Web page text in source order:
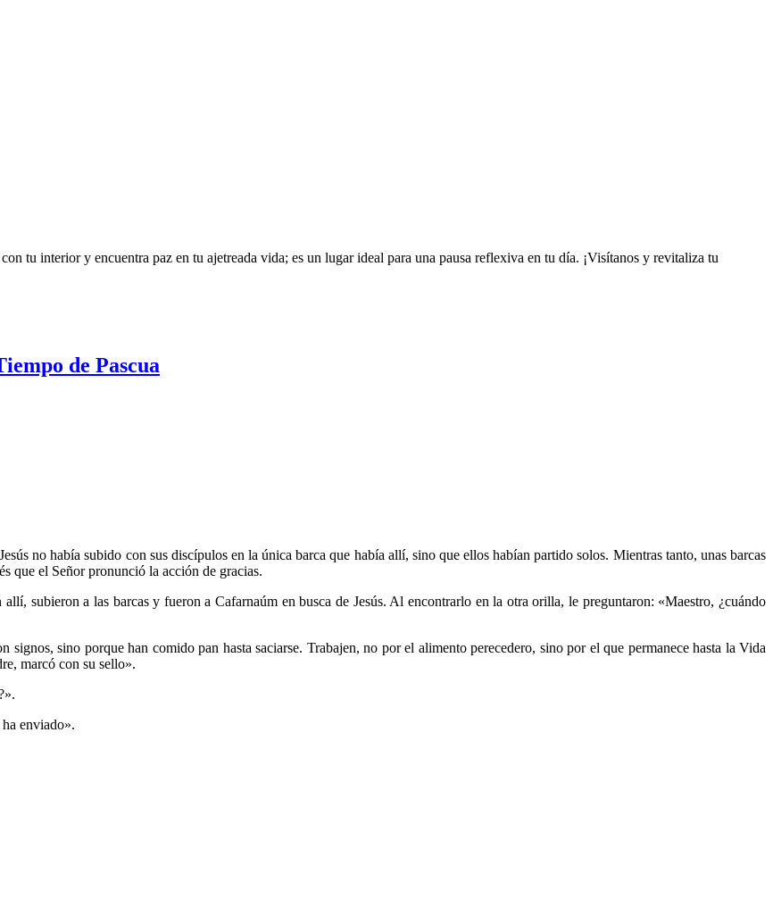
tu interior y encuentra paz en tu ajetreada vida; es un lugar ideal para una pausa reflexiva en tu día. ¡Visítanos y revitaliza tu
de Pascua
no había subido con sus discípulos en la única barca que había allí, sino que ellos habían partido solos. Mientras tanto, unas barcas
que el Señor pronunció la acción de gracias.
subieron a las barcas y fueron a Cafarnaúm en busca de Jesús. Al encontrarlo en la otra orilla, le preguntaron: «Maestro, ¿cuándo
signos, sino porque han comido pan hasta saciarse. Trabajen, no por el alimento perecedero, sino por el que permanece hasta la Vida
marcó con su sello».
enviado».